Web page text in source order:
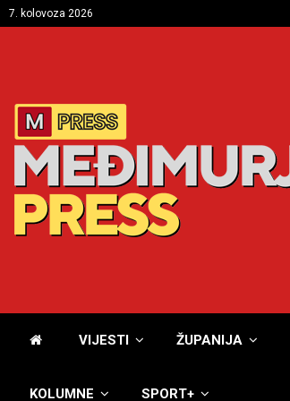
7. kolovoza 2026
VIJESTI ŽUPANIJA
KOLUMNE SPORT+